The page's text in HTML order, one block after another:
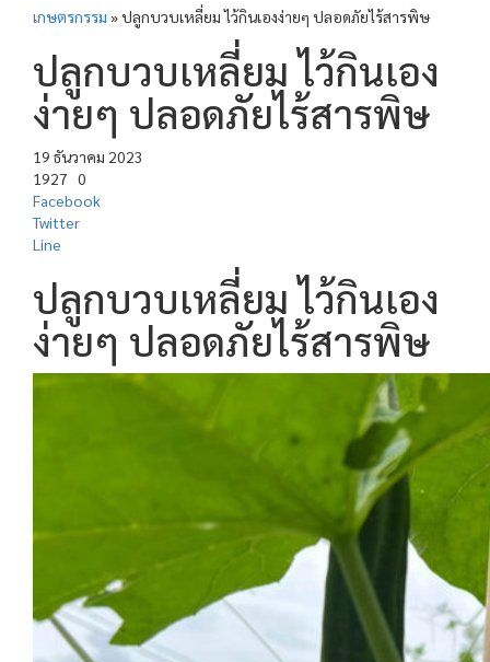
เกษตรกรรม »ปลูกบวบเหลี่ยม ไว้กินเองง่ายๆ ปลอดภัยไร้สารพิษ
ปลูกบวบเหลี่ยม ไว้กินเอง
ง่ายๆ ปลอดภัยไร้สารพิษ
19 ธันวาคม 2023
1927 0
Facebook
Twitter
Line
ปลูกบวบเหลี่ยม ไว้กินเอง
ง่ายๆ ปลอดภัยไร้สารพิษ